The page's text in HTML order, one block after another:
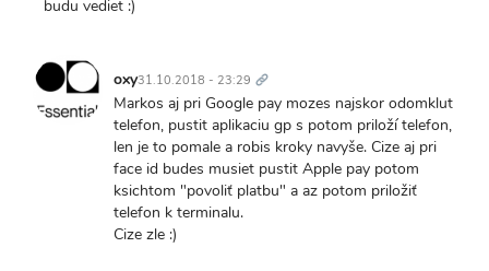
budu vediet :)
oxy31.10.2018 - 23:29 odkaz
Markos aj pri Google pay mozes najskor odomklut
telefon, pustit aplikaciu gp s potom priloží telefon,
len je to pomale a robis kroky navyše. Cize aj pri
face id budes musiet pustit Apple pay potom
ksichtom "povoliť platbu" a az potom priložiť
telefon k terminalu.
Cize zle :)